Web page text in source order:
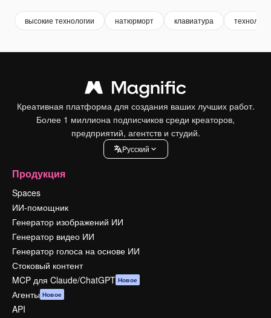
высокие технологии натюрморт клавиатура
Креативная платформа для создания ваших лучших работ.
Более 1 миллиона подписчиков среди креаторов,
предприятий, агентств и студий.
Pусский
Продукция
Spaces
ИИ-помощник
Генератор изображений ИИ
Генератор видео ИИ
Генератор голоса на основе ИИ
Стоковый контент
MCP для Claude/ChatGPT Новое
Агенты Новое
API